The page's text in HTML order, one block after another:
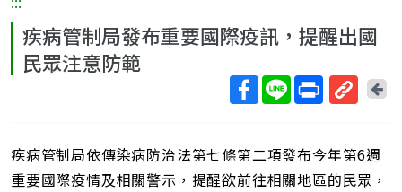
疾病管制局發布重要國際疫訊，提醒出國
民眾注意防範
短
網
回
疾病管制局依傳染病防治法第七條第二項發布今年第6週
重要國際疫情及相關警示，提醒欲前往相關地區的民眾，